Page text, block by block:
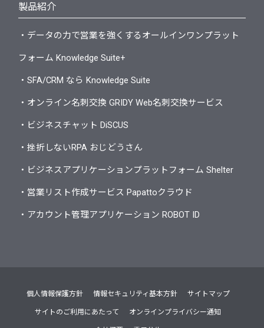
製品紹介
・データの力で営業を強くするオールインワンプラット
フォーム Knowledge Suite+
・SFA/CRM なら Knowledge Suite
・オンライン名刺交換 GRIDY Web名刺交換サービス
・ビジネスチャット DiSCUS
・挫折しないRPA おじどうさん
・ビジネスアプリケーションプラットフォーム Shelter
・営業リスト作成サービス Papattoクラウド
・アカウント管理アプリケーション ROBOT ID
個人情報保護方針 情報セキュリティ基本方針 サイトマップ
サイトのご利用にあたって オンラインプライバシー通知